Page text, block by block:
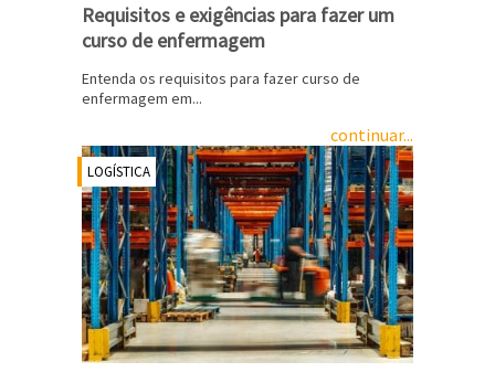
Requisitos e exigências para fazer um
curso de enfermagem
Entenda os requisitos para fazer curso de
enfermagem em...
continuar...
LOGÍSTICA